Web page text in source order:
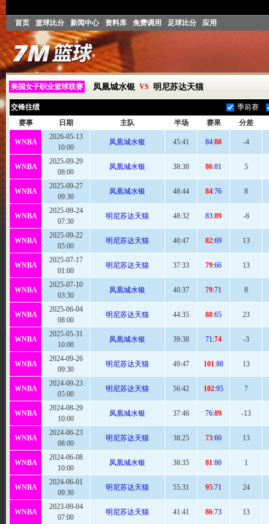
首页 篮球比分 新闻中心 资料库 免费调用 足球比分 应用
美国女子职业篮球联赛 凤凰城水银 VS 明尼苏达天猫
交锋往绩
季前赛
赛事
日期 主队 半场 赛果 分差
WNBA
2026-05-13
10:00
凤凰城水银 45:41 84:88 -4
WNBA
2025-09-29
08:00
凤凰城水银 38:38 86:81 5
WNBA
2025-09-27
09:30
凤凰城水银 48:44 84:76 8
WNBA
2025-09-24
07:30
明尼苏达天猫 48:32 83:89 -6
WNBA
2025-09-22
05:00
明尼苏达天猫 40:47 82:69 13
WNBA
2025-07-17
01:00
明尼苏达天猫 37:33 79:66 13
WNBA
2025-07-10
03:30
凤凰城水银 40:37 79:71 8
WNBA
2025-06-04
08:00
明尼苏达天猫 44:35 88:65 23
WNBA
2025-05-31
10:00
凤凰城水银 39:38 71:74 -3
WNBA
2024-09-26
09:30
明尼苏达天猫 49:47 101:88 13
WNBA
2024-09-23
05:00
明尼苏达天猫 56:42 102:95 7
WNBA
2024-08-29
10:00
凤凰城水银 37:46 76:89 -13
WNBA
2024-06-23
08:00
明尼苏达天猫 38:25 73:60 13
WNBA
2024-06-08
10:00
凤凰城水银 38:35 81:80 1
WNBA
2024-06-01
09:30
明尼苏达天猫 55:31 95:71 24
WNBA
2023-09-04
07:00
明尼苏达天猫 41:41 86:73 13